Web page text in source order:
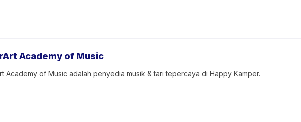
Academy of Music
Academy of Music adalah penyedia musik & tari tepercaya di Happy Kamper.